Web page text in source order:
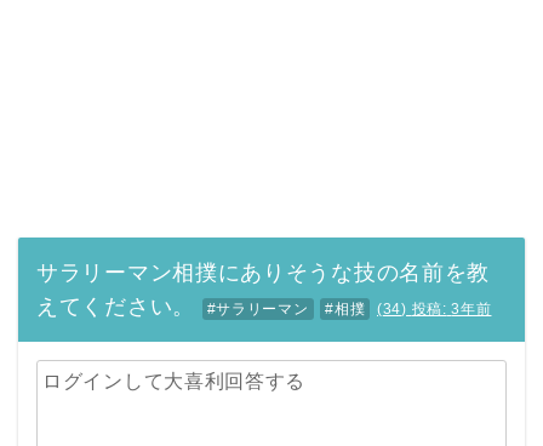
サラリーマン相撲にありそうな技の名前を教
えてください。
#サラリーマン #相撲 (34) 投稿: 3年前
ログインして大喜利回答する